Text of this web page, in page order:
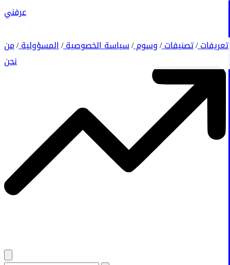
عرفني
تعريفات/ تصنيفات/ وسوم/ سياسة الخصوصية/ المسؤولية/ من
نحن